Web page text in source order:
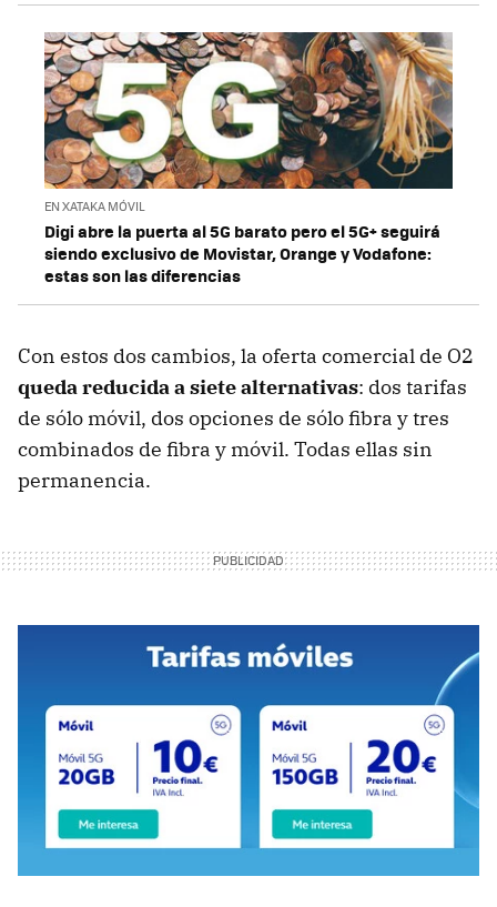
EN XATAKA MÓVIL
Digi abre la puerta al 5G barato pero el 5G+ seguirá
siendo exclusivo de Movistar, Orange y Vodafone:
estas son las diferencias
Con estos dos cambios, la oferta comercial de O2
queda reducida a siete alternativas: dos tarifas
de sólo móvil, dos opciones de sólo fibra y tres
combinados de fibra y móvil. Todas ellas sin
permanencia.